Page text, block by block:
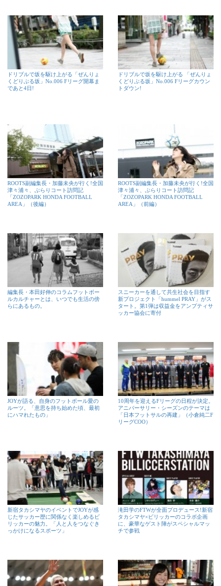
ドリブルで坂を駆け上がる「ぜんりょ
くどりぶる坂」No.006 Fリーグ開幕ま
であと4日!
ドリブルで坂を駆け上がる 「ぜんりょ
くどりぶる坂」No.006 Fリーグカウン
トダウン!
ROOTS副編集長・加藤未央が行く!全国
津々浦々、ぶらりコート訪問記
「ZOZOPARK HONDA FOOTBALL
AREA」（後編）
ROOTS副編集長・加藤未央が行く!全国
津々浦々、ぶらりコート訪問記
「ZOZOPARK HONDA FOOTBALL
AREA」（前編）
編集長・本田好伸のコラムフットボー
ルカルチャーとは、いつでも生活の傍
らにあるもの。
スニーカーを通して共生社会を目指す
新プロジェクト「hummel PRAY」がス
タート。第1弾は収益金をアンプティサ
ッカー協会に寄付
JOYが語る、自身のフットボール愛の
ルーツ。「意思を持ち始めた頃、最初
にハマれたもの」
10周年を迎えるFリーグの日程が決定。
アニバーサリー・シーズンのテーマは
「日本フットサルの再建」（小倉純二F
リーグCOO）
新宿タカシマヤのイベントでJOYが感
じたサッカー歴に関係なく楽しめるビ
リッカーの魅力。「人と人をつなぐき
っかけになるスポーツ」
滝田学のFTWが全面プロデュース!新宿
タカシマヤ×ビリッカーのコラボ企画
に、豪華なゲスト陣がスペシャルマッ
チで参戦